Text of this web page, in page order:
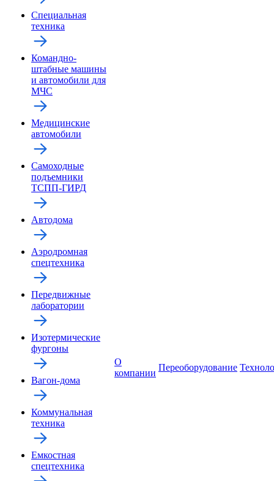
Специальная
техника
Командно-
штабные машины
и автомобили для
МЧС
Медицинские
автомобили
Самоходные
подъемники
ТСПП-ГИРД
Автодома
Аэродромная
спецтехника
Передвижные
лаборатории
Изотермические
фургоны
Вагон-дома
Коммунальная
техника
Емкостная
спецтехника
О
компании
Переоборудование